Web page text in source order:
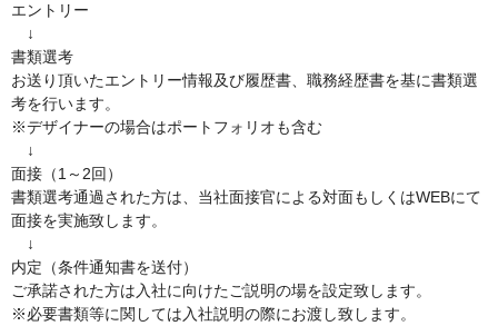
エントリー
↓
書類選考
お送り頂いたエントリー情報及び履歴書、職務経歴書を基に書類選
考を行います。
※デザイナーの場合はポートフォリオも含む
↓
面接（1～2回）
書類選考通過された方は、当社面接官による対面もしくはWEBにて
面接を実施致します。
↓
内定（条件通知書を送付）
ご承諾された方は入社に向けたご説明の場を設定致します。
※必要書類等に関しては入社説明の際にお渡し致します。